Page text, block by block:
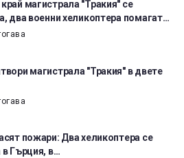
магистрала "Тракия" се
два военни хеликоптера помагат…
магистрала "Тракия" в двете
пожари: Два хеликоптера се
в Гърция, в…